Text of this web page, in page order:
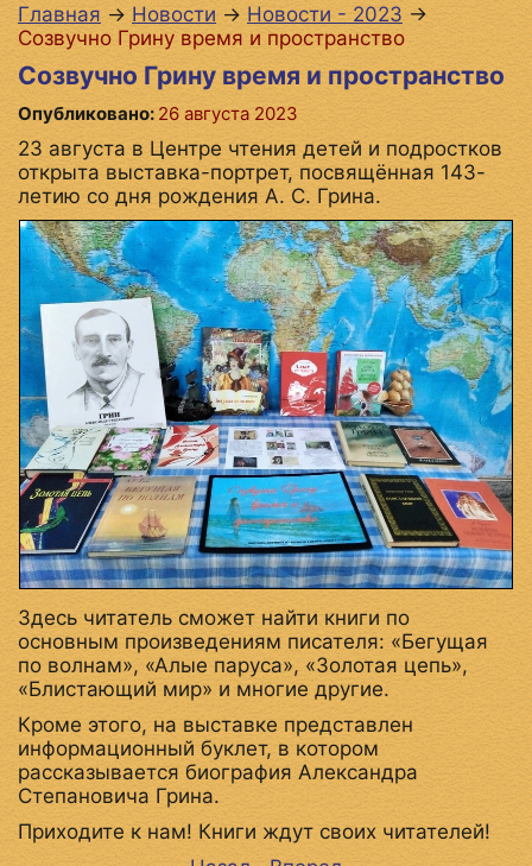
Главная → Новости → Новости - 2023 →
Созвучно Грину время и пространство
Созвучно Грину время и пространство
Опубликовано: 26 августа 2023
23 августа в Центре чтения детей и подростков
открыта выставка-портрет, посвящённая 143-
летию со дня рождения А. С. Грина.
Здесь читатель сможет найти книги по
основным произведениям писателя: «Бегущая
по волнам», «Алые паруса», «Золотая цепь»,
«Блистающий мир» и многие другие.
Кроме этого, на выставке представлен
информационный буклет, в котором
рассказывается биография Александра
Степановича Грина.
Приходите к нам! Книги ждут своих читателей!